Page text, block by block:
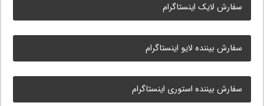
سفارش لایک اینستاگرام
سفارش بیننده لایو اینستاگرام
سفارش بیننده استوری اینستاگرام